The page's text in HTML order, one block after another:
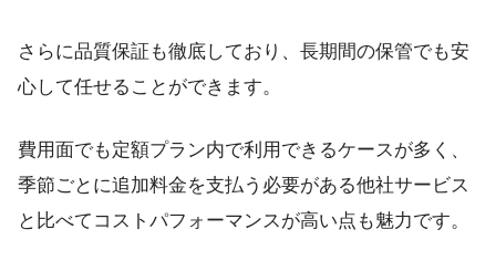
さらに品質保証も徹底しており、長期間の保管でも安
心して任せることができます。
費用面でも定額プラン内で利用できるケースが多く、
季節ごとに追加料金を支払う必要がある他社サービス
と比べてコストパフォーマンスが高い点も魅力です。